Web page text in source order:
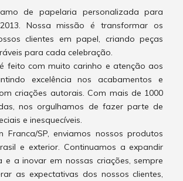
de papelaria personalizada para
Nossa missão é transformar os
clientes em papel, criando peças
para cada celebração.
feito com muito carinho e atenção aos
excelência nos acabamentos e
criações autorais. Com mais de 1000
nos orgulhamos de fazer parte de
e inesquecíveis.
Franca/SP, enviamos nossos produtos
e exterior. Continuamos a expandir
e a inovar em nossas criações, sempre
as expectativas dos nossos clientes,